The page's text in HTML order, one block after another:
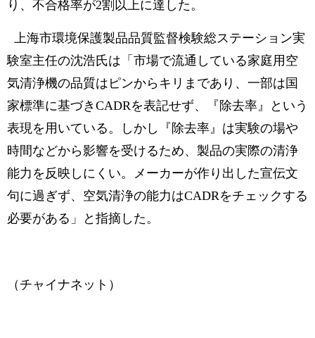
り、不合格率が2割以上に達した。
上海市環境保護製品品質監督検験総ステーション実
験室主任の沈浩氏は「市場で流通している家庭用空
気清浄機の品質はピンからキリまであり、一部は国
家標準に基づきCADRを表記せず、『除去率』という
表現を用いている。しかし『除去率』は実験の場や
時間などから影響を受けるため、製品の実際の清浄
能力を反映しにくい。メーカーが作り出した宣伝文
句に過ぎず、空気清浄の能力はCADRをチェックする
必要がある」と指摘した。
（チャイナネット）